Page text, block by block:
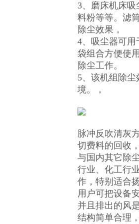
3、磨床机床
料粉等等。滤
除尘效果，
4、吸尘器可
袋组合方便使
除尘工作。
5、该机组除
境。，
脉冲反吹清灰
切费料的回收
与国内其它除
行业、化工行
作，特别适合
用户可把设备
并且排出的风
结构简单合理